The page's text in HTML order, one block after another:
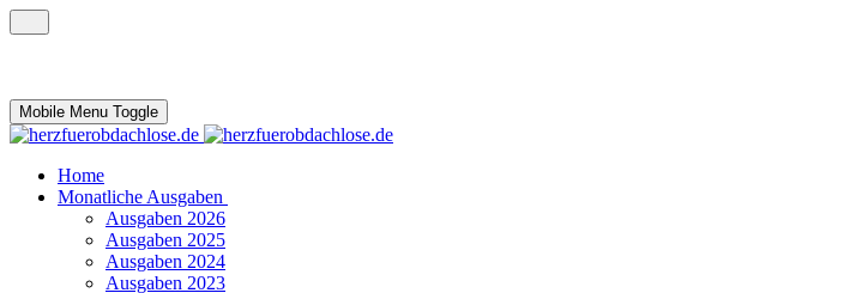
Mobile Menu Toggle
Home
Monatliche Ausgaben
Ausgaben 2026
Ausgaben 2025
Ausgaben 2024
Ausgaben 2023